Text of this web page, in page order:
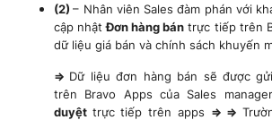
(2)– Nhân viên Sales đàm phán với
cập nhậtĐơn hàng bán trực tiếp trên
dữ liệu giá bán và chính sách khuyến
=> Dữ liệu đơn hàng bán sẽ được
trên Bravo Apps của Sales
duyệt trực tiếp trên apps => =>